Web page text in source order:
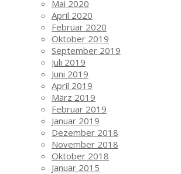
Mai 2020
April 2020
Februar 2020
Oktober 2019
September 2019
Juli 2019
Juni 2019
April 2019
März 2019
Februar 2019
Januar 2019
Dezember 2018
November 2018
Oktober 2018
Januar 2015